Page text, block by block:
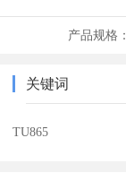
产品规格：
关键词
TU865